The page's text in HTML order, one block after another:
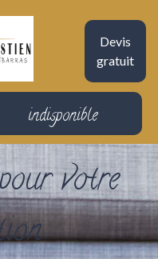
Devis
gratuit
indisponible
votre